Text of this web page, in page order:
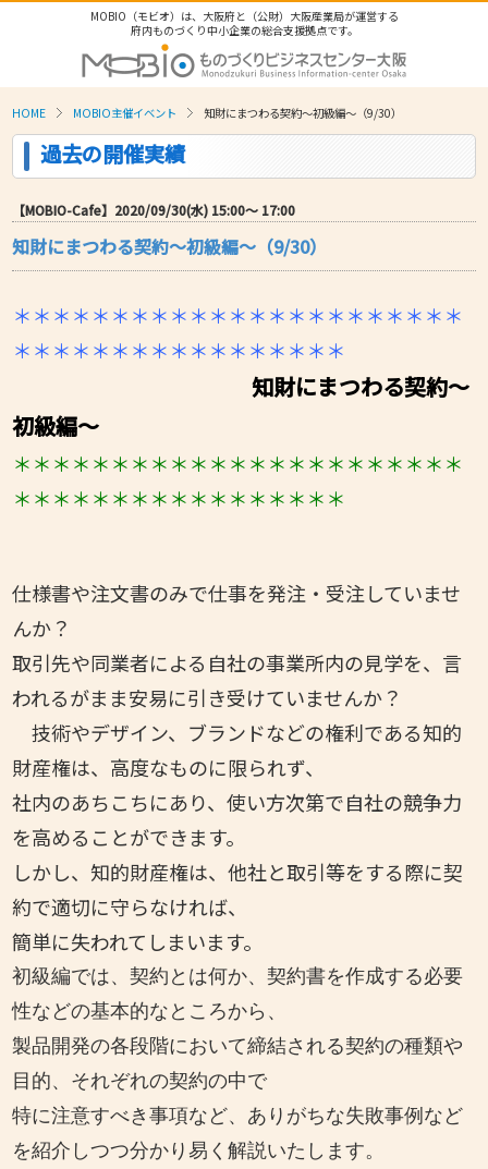
MOBIO（モビオ）は、大阪府と（公財）大阪産業局が運営する
府内ものづくり中小企業の総合支援拠点です。
HOME MOBIO主催イベント 知財にまつわる契約～初級編～（9/30）
過去の開催実績
【MOBIO-Cafe】2020/09/30(水) 15:00〜 17:00
知財にまつわる契約～初級編～（9/30）
＊＊＊＊＊＊＊＊＊＊＊＊＊＊＊＊＊＊＊＊＊＊＊
＊＊＊＊＊＊＊＊＊＊＊＊＊＊＊＊＊
知財にまつわる契約～
初級編～
＊＊＊＊＊＊＊＊＊＊＊＊＊＊＊＊＊＊＊＊＊＊＊
＊＊＊＊＊＊＊＊＊＊＊＊＊＊＊＊＊
仕様書や注文書のみで仕事を発注・受注していませ
んか？
取引先や同業者による自社の事業所内の見学を、言
われるがまま安易に引き受けていませんか？
技術やデザイン、ブランドなどの権利である知的
財産権は、高度なものに限られず、
社内のあちこちにあり、使い方次第で自社の競争力
を高めることができます。
しかし、知的財産権は、他社と取引等をする際に契
約で適切に守らなければ、
簡単に失われてしまいます。
初級編では、契約とは何か、契約書を作成する必要
性などの基本的なところから、
製品開発の各段階において締結される契約の種類や
目的、それぞれの契約の中で
特に注意すべき事項など、ありがちな失敗事例など
を紹介しつつ分かり易く解説いたします。